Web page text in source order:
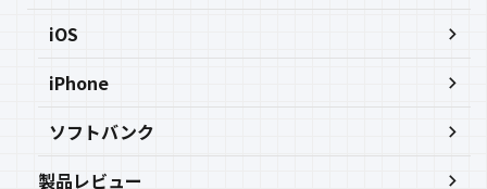
iOS
iPhone
ソフトバンク
製品レビュー